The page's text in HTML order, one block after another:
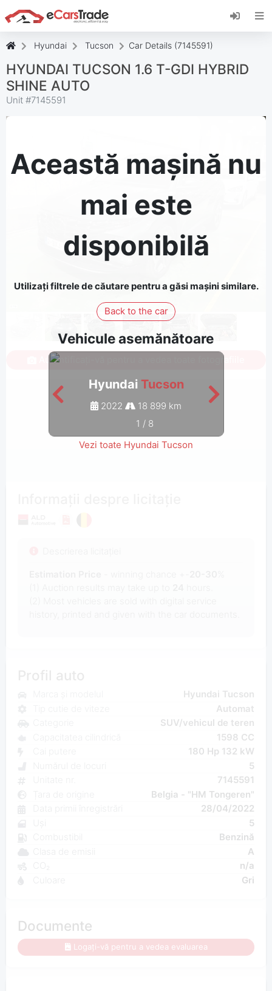
Instalați aplicația web eCarsTrade, adăugați-o
pe ecranul de pornire și primiți actualizări
Hyundai Tucson Car Details (7145591)
HYUNDAI TUCSON 1.6 T-GDI HYBRID
SHINE AUTO
Unit #7145591
Această mașină nu
mai este
disponibilă
Utilizați filtrele de căutare pentru a găsi mașini similare.
Back to the car
Vehicule asemănătoare
Hyundai Tucson
2022 18 899 km
1 / 8
Vezi toate Hyundai Tucson
Autentificați-vă pentru a vedea toate fotografiile
Hyundai Tucson
Automat
SUV/vehicul de teren
1598 CC
180 Hp 132 kW
5
7145591
Belgia - "HM Tongeren"
28/04/2022
5
Benzină
A
n/a
Gri
Documente
Logați-vă pentru a vedea evaluarea